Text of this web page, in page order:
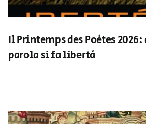
Il Printemps des Poètes
parola si fa libertà